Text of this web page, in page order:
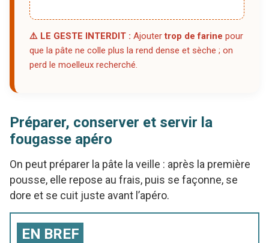
⚠️ LE GESTE INTERDIT : Ajoutertrop de farine pour
que la pâte ne colle plus la rend dense et sèche ; on
perd le moelleux recherché.
Préparer, conserver et servir la
fougasse apéro
On peut préparer la pâte la veille : après la première
pousse, elle repose au frais, puis se façonne, se
dore et se cuit juste avant l’apéro.
EN BREF